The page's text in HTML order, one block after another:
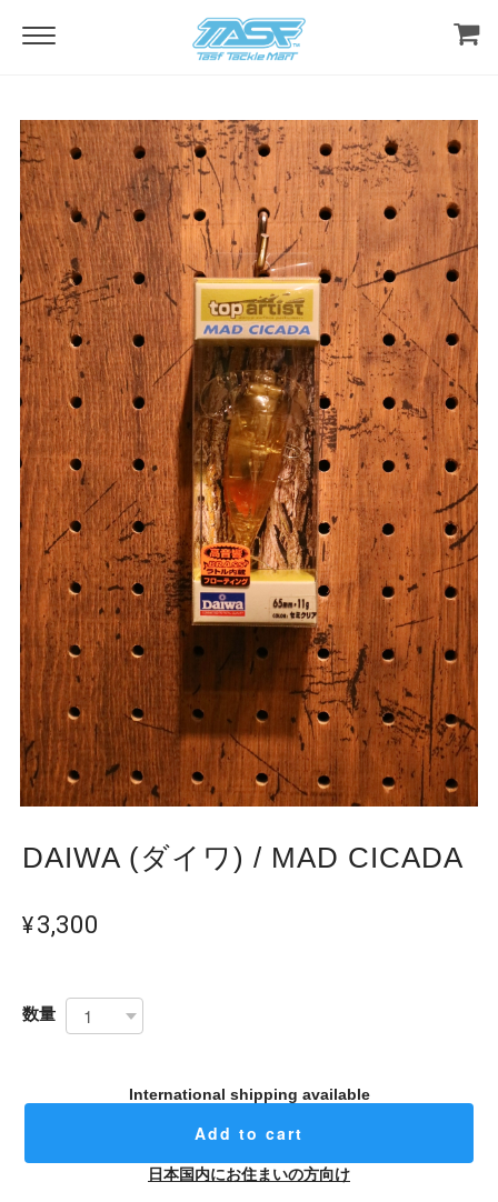
DAIWA (ダイワ) / MAD CICADA
¥3,300
数量
International shipping available
Add to cart
日本国内にお住まいの方向け